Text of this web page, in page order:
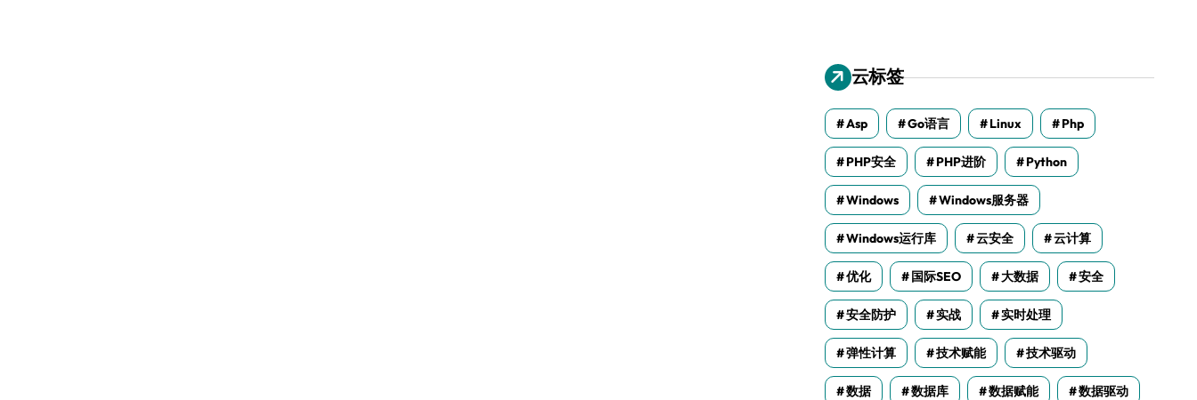
云标签
Asp Go语言 Linux Php
PHP安全 PHP进阶 Python
Windows Windows服务器
Windows运行库 云安全 云计算
优化 国际SEO 大数据 安全
安全防护 实战 实时处理
弹性计算 技术赋能 技术驱动
数据 数据库 数据赋能 数据驱动